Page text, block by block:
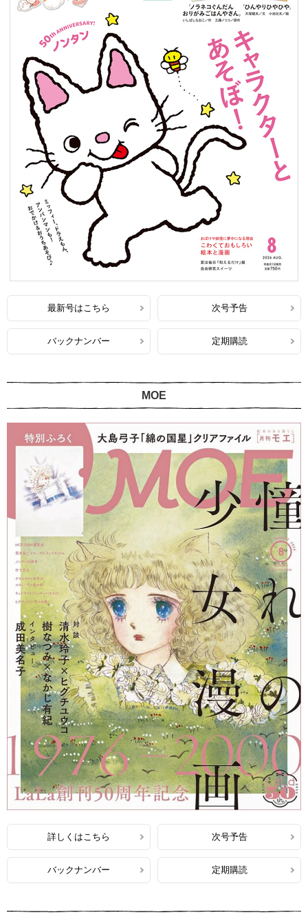
最新号はこちら 次号予告
バックナンバー 定期購読
MOE
詳しくはこちら 次号予告
バックナンバー 定期購読